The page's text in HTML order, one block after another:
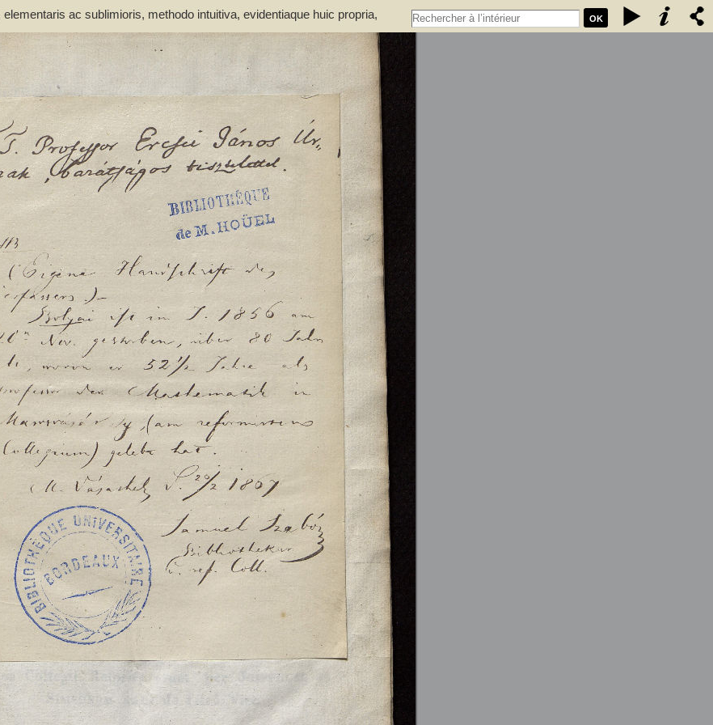
OK
ac sublimioris, methodo intuitiva, evidentiaque huic propria,
et Physices Chemiaeque Publ. Ordinario. Tomus primus - Bolyai, Farkas